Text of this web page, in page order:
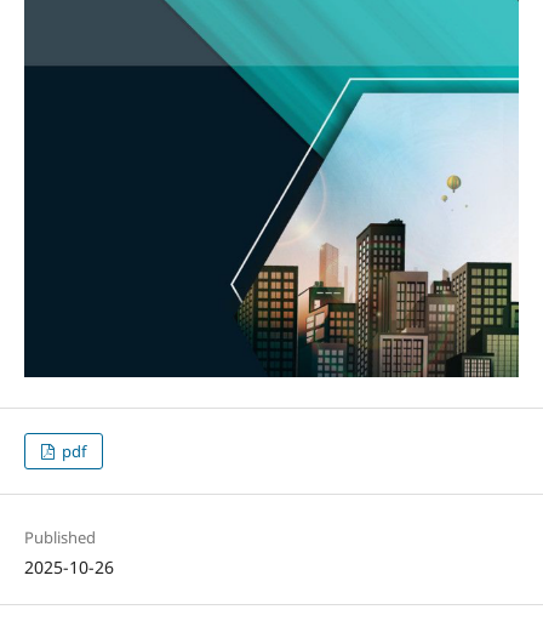
pdf
Published
2025-10-26